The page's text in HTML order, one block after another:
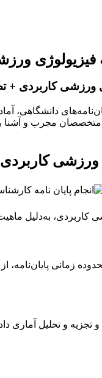
فیزیولوژی
ورزشی کاربردی +
دانشگاهی،
مجرب و آشنا
ورزشی کاربردی
کاربردی، به‌دلیل
زمانی
و تحلیل آماری